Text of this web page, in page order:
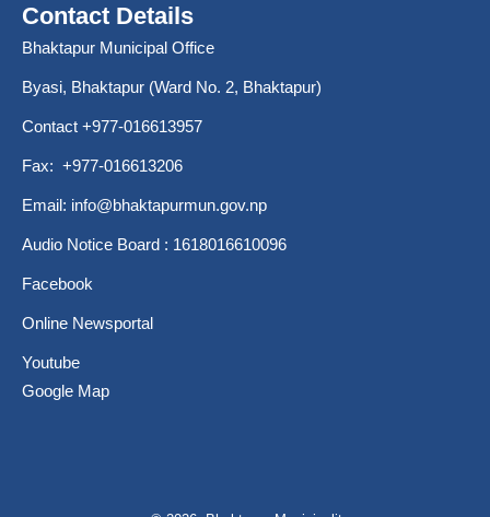
Contact Details
Bhaktapur Municipal Office
Byasi, Bhaktapur (Ward No. 2, Bhaktapur)
Contact +977-016613957
Fax: +977-016613206
Email: info@bhaktapurmun.gov.np
Audio Notice Board : 1618016610096
Facebook
Online Newsportal
Youtube
Google Map